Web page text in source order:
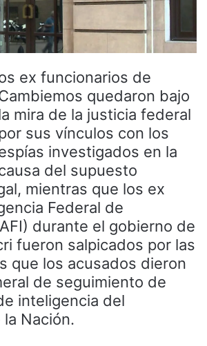
ex funcionarios de
quedaron bajo
mira de la justicia federal
sus vínculos con los
investigados en la
del supuesto
mientras que los ex
Federal de
durante el gobierno de
fueron salpicados por las
que los acusados dieron
de seguimiento de
inteligencia del
Nación.